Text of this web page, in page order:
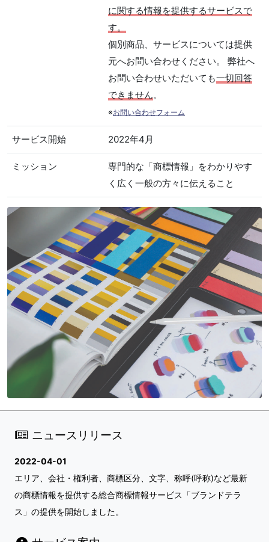
に関する情報を提供するサービスで
す。
個別商品、サービスについては提供
元へお問い合わせください。 弊社へ
お問い合わせいただいても一切回答
できません。
※お問い合わせフォーム
サービス開始 2022年4月
ミッション
専門的な「商標情報」をわかりやす
く広く一般の方々に伝えること
ニュースリリース
2022-04-01
エリア、会社・権利者、商標区分、文字、称呼(呼称)など最新
の商標情報を提供する総合商標情報サービス「ブランドテラ
ス」の提供を開始しました。